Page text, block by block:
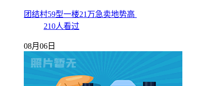
团结村59型一楼21万急卖地势高
210人看过
08月06日